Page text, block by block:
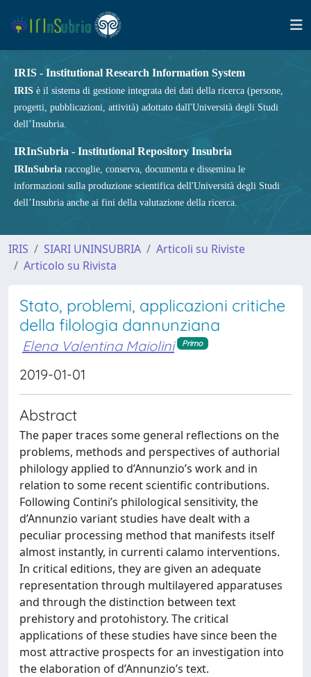
IRIS - Institutional Research Information System
IRIS è il sistema di gestione integrata dei dati della ricerca (persone,
progetti, pubblicazioni, attività) adottato dall'Università degli Studi
dell’Insubria.
IRInSubria - Institutional Repository Insubria
IRInSubria raccoglie, conserva, documenta e dissemina le
informazioni sulla produzione scientifica dell'Università degli Studi
dell’Insubria anche ai fini della valutazione della ricerca.
IRIS SIARI UNINSUBRIA
Articoli su Riviste
Articolo su Rivista
Stato, problemi, applicazioni critiche
della filologia dannunziana
Elena Valentina Maiolini Primo
2019-01-01
Abstract
The paper traces some general reflections on the
problems, methods and perspectives of authorial
philology applied to d’Annunzio’s work and in
relation to some recent scientific contributions.
Following Contini’s philological sensitivity, the
d’Annunzio variant studies have dealt with a
peculiar processing method that manifests itself
almost instantly, in currenti calamo interventions.
In critical editions, they are given an adequate
representation through multilayered apparatuses
and through the distinction between text
prehistory and protohistory. The critical
applications of these studies have since been the
most attractive prospects for an investigation into
the elaboration of d’Annunzio’s text.